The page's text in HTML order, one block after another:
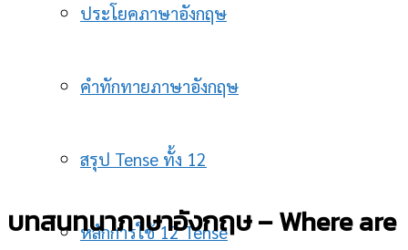
ประโยคภาษาอังกฤษ
คำทักทายภาษาอังกฤษ
สรุป Tense ทั้ง 12
หลักการใช้ 12 Tense
บทสนทนาภาษาอังกฤษ – Where are